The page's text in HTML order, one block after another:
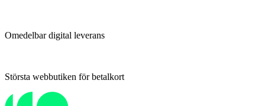
Omedelbar digital leverans
Största webbutiken för betalkort